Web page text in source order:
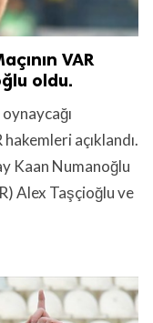
VAR
oldu.
açıklandı.
Kaan Numanoğlu
Alex Taşçioğlu ve